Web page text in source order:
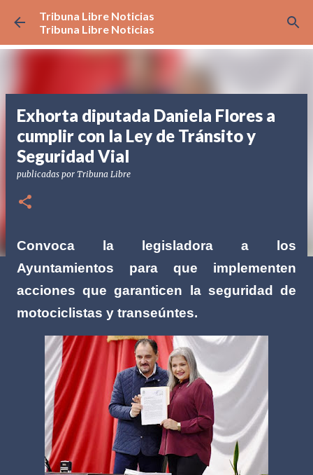
Ir al contenido principal
Tribuna Libre Noticias
Tribuna Libre Noticias
Exhorta diputada Daniela Flores a
cumplir con la Ley de Tránsito y
Seguridad Vial
publicadas por Tribuna Libre
Convoca la legisladora a los
Ayuntamientos para que implementen
acciones que garanticen la seguridad de
motociclistas y transeúntes.